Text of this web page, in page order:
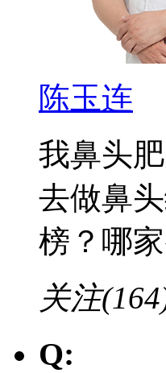
陈玉连
我鼻头
去做鼻
榜？哪
关注
Q: